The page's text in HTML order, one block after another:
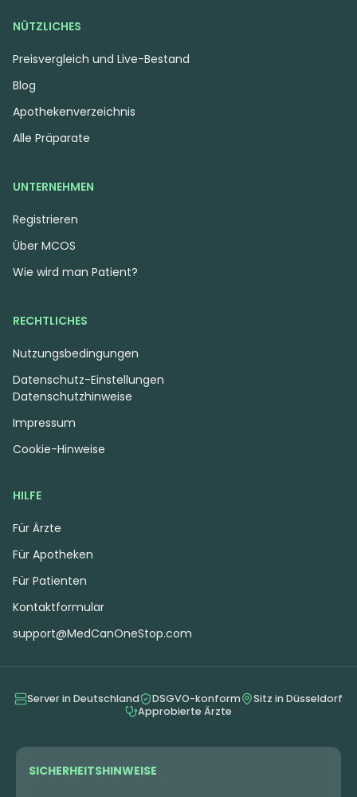
NÜTZLICHES
Preisvergleich und Live-Bestand
Blog
Apothekenverzeichnis
Alle Präparate
UNTERNEHMEN
Registrieren
Über MCOS
Wie wird man Patient?
HILFE
Für Ärzte
Für Apotheken
Für Patienten
Kontaktformular
support@MedCanOneStop.com
RECHTLICHES
Nutzungsbedingungen
Datenschutzhinweise
Impressum
Cookie-Hinweise
Datenschutz-Einstellungen
Server in Deutschland DSGVO-konform
Sitz in Düsseldorf
Approbierte Ärzte
SICHERHEITSHINWEISE